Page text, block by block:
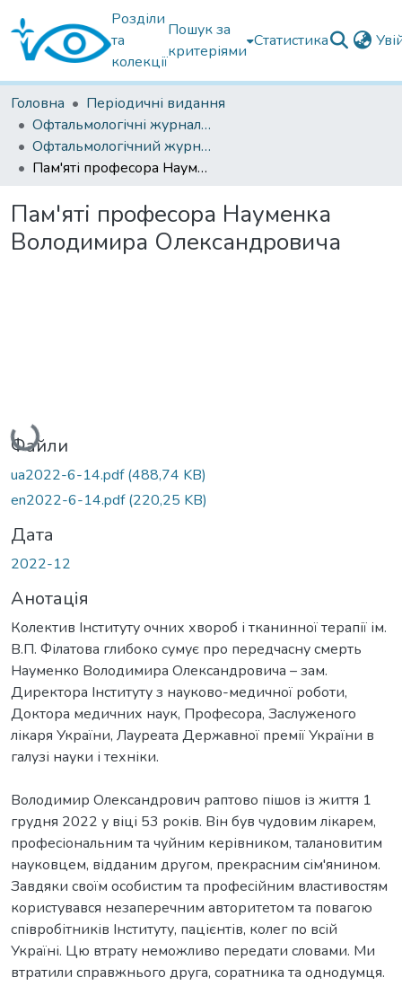
Розділи
та
колекції
Пошук за
критеріями
Статистика
Головна
Періодичні видання
Офтальмологічні журнали українські
Офтальмологічний журнал 2022
Пам'яті професора Науменка Володимира Олександровича
Пам'яті професора Науменка
Володимира Олександровича
Вантажиться...
Файли
ua2022-6-14.pdf(488,74 KB)
en2022-6-14.pdf(220,25 KB)
Дата
2022-12
Анотація
Колектив Інституту очних хвороб і тканинної терапії ім.
В.П. Філатова глибоко сумує про передчасну смерть
Науменко Володимира Олександровича – зам.
Директора Інституту з науково-медичної роботи,
Доктора медичних наук, Професора, Заслуженого
лікаря України, Лауреата Державної премії України в
галузі науки і техніки.
Володимир Олександрович раптово пішов із життя 1
грудня 2022 у віці 53 років. Він був чудовим лікарем,
професіональним та чуйним керівником, талановитим
науковцем, відданим другом, прекрасним сім'янином.
Завдяки своїм особистим та професійним властивостям
користувався незаперечним авторитетом та повагою
співробітників Інституту, пацієнтів, колег по всій
Україні. Цю втрату неможливо передати словами. Ми
втратили справжнього друга, соратника та однодумця.